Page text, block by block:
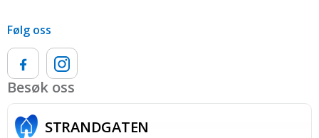
Følg oss
Besøk oss
STRAND­GATEN